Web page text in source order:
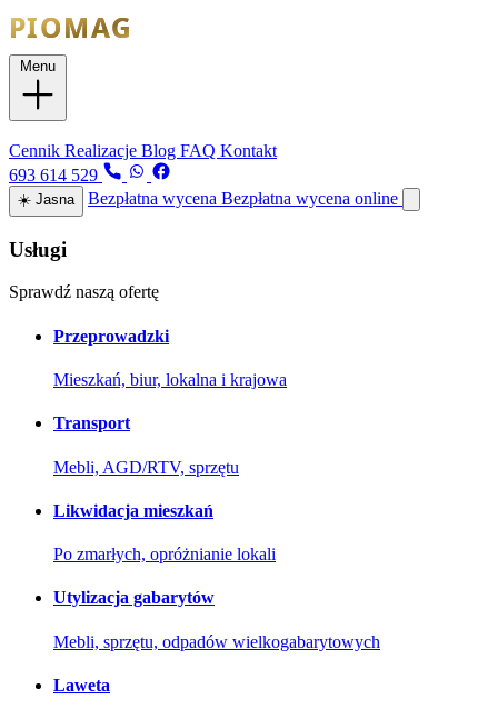
Cennik Realizacje Blog FAQ Kontakt
693 614 529
☀️ Jasna Bezpłatna wycena Bezpłatna wycena online
Usługi
Sprawdź naszą ofertę
Przeprowadzki
Mieszkań, biur, lokalna i krajowa
Transport
Mebli, AGD/RTV, sprzętu
Likwidacja mieszkań
Po zmarłych, opróżnianie lokali
Utylizacja gabarytów
Mebli, sprzętu, odpadów wielkogabarytowych
Laweta